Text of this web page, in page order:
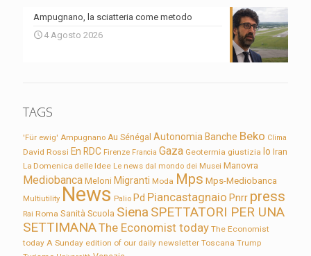
Ampugnano, la sciatteria come metodo
4 Agosto 2026
TAGS
'Für ewig' Ampugnano Au Sénégal Autonomia Banche Beko Clima
David Rossi En RDC Firenze Francia Gaza Geotermia giustizia Io Iran
La Domenica delle Idee Le news dal mondo dei Musei Manovra
Mediobanca Meloni Migranti Moda Mps Mps-Mediobanca
Multiutility News Palio Pd Piancastagnaio Pnrr press
Rai Roma Sanità Scuola Siena SPETTATORI PER UNA
SETTIMANAThe Economist today The Economist
today A Sunday edition of our daily newsletter Toscana Trump